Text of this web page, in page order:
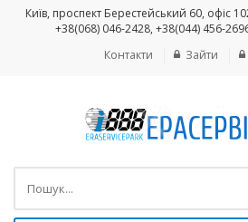
Київ, проспект Берестейський 60, офіс
+38(068) 046-2428, +38(044) 456-
Контакти
Зайти